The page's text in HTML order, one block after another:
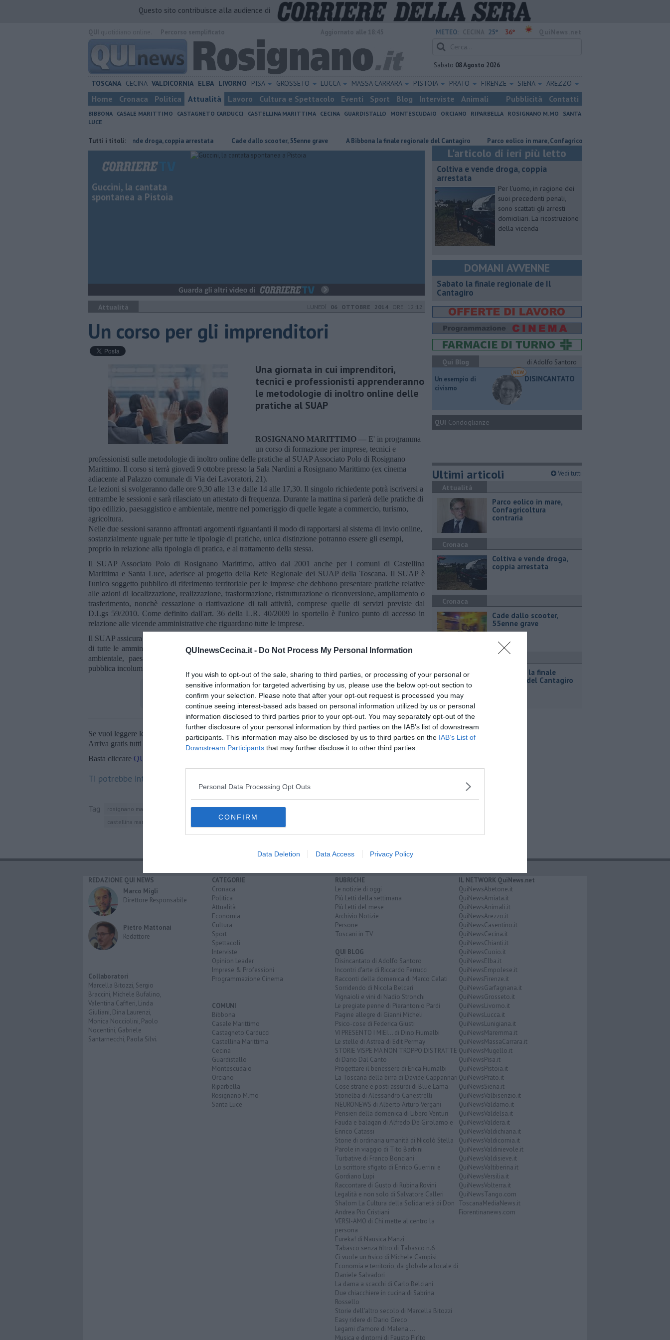
QUInewsCecina.it - Do Not Process My Personal Information
If you wish to opt-out of the sale, sharing to third parties, or processing of your personal or
sensitive information for targeted advertising by us, please use the below opt-out section to
confirm your selection. Please note that after your opt-out request is processed you may
continue seeing interest-based ads based on personal information utilized by us or personal
information disclosed to third parties prior to your opt-out. You may separately opt-out of the
further disclosure of your personal information by third parties on the IAB’s list of downstream
participants. This information may also be disclosed by us to third parties on the IAB’s List of
Downstream Participants that may further disclose it to other third parties.
Personal Data Processing Opt Outs
CONFIRM
Data Deletion Data Access Privacy Policy
Questo sito contribuisce alla audience di
METEO: 25° 36°
Sabato 08 Agosto 2026
TOSCANA CECINA VALDICORNIA ELBA LIVORNO PISA GROSSETO LUCCA MASSA CARRARA PISTOIA PRATO FIRENZE SIENA AREZZO
Home Cronaca Politica Attualità Lavoro Cultura e Spettacolo Eventi Sport Blog Interviste Animali Pubblicità Contatti
BIBBONA CASALE MARITTIMO CASTAGNETO CARDUCCI CASTELLINA MARITTIMA CECINA GUARDISTALLO MONTESCUDAIO ORCIANO RIPARBELLA ROSIGNANO M.MO
SANTA
LUCE
Tutti i titoli:
Coltiva e vende droga, coppia arrestata Cade dallo scooter, 55enne grave A Bibbona la finale regionale del Cantagiro Parco eolico in mare, Confagricoltura contraria
Guccini, la cantata
spontanea a Pistoia
Attualità LUNEDÌ 06 OTTOBRE 2014 ORE 12:12
Un corso per gli imprenditori
Una giornata in cui imprenditori,
tecnici e professionisti apprenderanno
le metodologie di inoltro online delle
pratiche al SUAP
ROSIGNANO MARITTIMO — E' in programma
un corso di formazione per imprese, tecnici e
professionisti sulle metodologie di inoltro online delle pratiche al SUAP Associato Polo di Rosignano
Marittimo. Il corso si terrà giovedì 9 ottobre presso la Sala Nardini a Rosignano Marittimo (ex cinema
adiacente al Palazzo comunale di Via dei Lavoratori, 21).
Le lezioni si svolgeranno dalle ore 9,30 alle 13 e dalle 14 alle 17,30. Il singolo richiedente potrà iscriversi a
entrambe le sessioni e sarà rilasciato un attestato di frequenza. Durante la mattina si parlerà delle pratiche di
tipo edilizio, paesaggistico e ambientale, mentre nel pomeriggio di quelle legate a commercio, turismo,
agricoltura.
Nelle due sessioni saranno affrontati argomenti riguardanti il modo di rapportarsi al sistema di invio online,
sostanzialmente uguale per tutte le tipologie di pratiche, unica distinzione potranno essere gli esempi,
proprio in relazione alla tipologia di pratica, e al trattamento della stessa.
Il SUAP Associato Polo di Rosignano Marittimo, attivo dal 2001 anche per i comuni di Castellina
Marittima e Santa Luce, aderisce al progetto della Rete Regionale dei SUAP della Toscana. Il SUAP è
l'unico soggetto pubblico di riferimento territoriale per le imprese che debbono presentare pratiche relative
alle azioni di localizzazione, realizzazione, trasformazione, ristrutturazione o riconversione, ampliamento o
trasferimento, nonchè cessazione o riattivazione di tali attività, comprese quelle di servizi previste dal
D.Lgs 59/2010. Come definito dall'art. 36 della L.R. 40/2009 lo sportello è l'unico punto di accesso in
relazione alle vicende amministrative che riguardano tutte le imprese.
Il SUAP assicura all'impresa una risposta telematica unica e tempestiva in luogo degli altri uffici comunali e
di tutte le amministrazioni pubbliche coinvolte nel procedimento, ivi comprese quelle preposte alla tutela
ambientale, paesaggistico-territoriale, del patrimonio storico-artistico e alla tutela della salute e della
pubblica incolumità.
Se vuoi leggere le notizie principali della Toscana iscriviti alla
Newsletter QUInews - ToscanaMedia.
Arriva gratis tutti i giorni alle 20:00 direttamente nella tua casella di posta.
Basta cliccare QUI
Ti potrebbe interessare anche:
Tag rosignano marittimo sportello unico per le attività produttive palazzo comunale
castellina marittima
toscana pubblica amministrazione
L'articolo di ieri più letto
Coltiva e vende droga, coppia
arrestata
Per l'uomo, in ragione dei
suoi precedenti penali,
sono scattati gli arresti
domiciliari. La ricostruzione
della vicenda
DOMANI AVVENNE
Sabato la finale regionale de Il
Cantagiro
Qui Blog
di Adolfo Santoro
​Un esempio di
civismo
DISINCANTATO
QUI Condoglianze
Ultimi articoli Vedi tutti
Attualità
Parco eolico in mare,
Confagricoltura
contraria
Cronaca
Coltiva e vende droga,
coppia arrestata
Cronaca
Cade dallo scooter,
55enne grave
A Bibbona la finale
regionale del Cantagiro
REDAZIONE QUI NEWS
Marco Migli
Direttore Responsabile
Pietro Mattonai
Redattore
Collaboratori
Marcella Bitozzi, Sergio
Braccini, Michele Bufalino,
Valentina Caffieri, Linda
Giuliani, Dina Laurenzi,
Monica Nocciolini, Paolo
Nocentini, Gabriele
Santarnecchi, Paola Silvi.
CATEGORIE
Cronaca
Politica
Attualità
Economia
Cultura
Sport
Spettacoli
Interviste
Opinion Leader
Imprese & Professioni
Programmazione Cinema
COMUNI
Bibbona
Casale Marittimo
Castagneto Carducci
Castellina Marittima
Cecina
Guardistallo
Montescudaio
Orciano
Riparbella
Rosignano M.mo
Santa Luce
RUBRICHE
Le notizie di oggi
Più Letti della settimana
Più Letti del mese
Archivio Notizie
Persone
Toscani in TV
QUI BLOG
Disincantato di Adolfo Santoro
Incontri d'arte di Riccardo Ferrucci
Racconti della domenica di Marco Celati
Sorridendo di Nicola Belcari
Vignaioli e vini di Nadio Stronchi
Le pregiate penne di Pierantonio Pardi
Pagine allegre di Gianni Micheli
Psico-cose di Federica Giusti
VI PRESENTO I MIEI... di Dino Fiumalbi
Le stelle di Astrea di Edit Permay
STORIE VISPE MA NON TROPPO DISTRATTE
di Dario Dal Canto
Progettare il benessere di Erica Fiumalbi
La Toscana della birra di Davide Cappannari
Cose strane e posti assurdi di Blue Lama
Storielba di Alessandro Canestrelli
NEURONEWS di Alberto Arturo Vergani
Pensieri della domenica di Libero Venturi
Fauda e balagan di Alfredo De Girolamo e
Enrico Catassi
Storie di ordinaria umanità di Nicolò Stella
Parole in viaggio di Tito Barbini
Turbative di Franco Bonciani
Lo scrittore sfigato di Enrico Guerrini e
Gordiano Lupi
Raccontare di Gusto di Rubina Rovini
Legalità e non solo di Salvatore Calleri
Shalom La Cultura della Solidarietà di Don
Andrea Pio Cristiani
VERSI-AMO di Chi mette al centro la
persona
Eureka! di Nausica Manzi
Tabasco senza filtro di Tabasco n.6
Ci vuole un fisico di Michele Campisi
Economia e territorio, da globale a locale di
Daniele Salvadori
La dama a scacchi di Carlo Belciani
Due chiacchiere in cucina di Sabrina
Rossello
Storie dell'altro secolo di Marcella Bitozzi
Easy ridere di Dario Greco
Legami d'amore di Malena ...
Musica e dintorni di Fausto Pirìto
IL NETWORK QuiNews.net
QuiNewsAbetone.it
QuiNewsAmiata.it
QuiNewsAnimali.it
QuiNewsArezzo.it
QuiNewsCasentino.it
QuiNewsCecina.it
QuiNewsChianti.it
QuiNewsCuoio.it
QuiNewsElba.it
QuiNewsEmpolese.it
QuiNewsFirenze.it
QuiNewsGarfagnana.it
QuiNewsGrosseto.it
QuiNewsLivorno.it
QuiNewsLucca.it
QuiNewsLunigiana.it
QuiNewsMaremma.it
QuiNewsMassaCarrara.it
QuiNewsMugello.it
QuiNewsPisa.it
QuiNewsPistoia.it
QuiNewsPrato.it
QuiNewsSiena.it
QuiNewsValbisenzio.it
QuiNewsValdarno.it
QuiNewsValdelsa.it
QuiNewsValdera.it
QuiNewsValdichiana.it
QuiNewsValdicornia.it
QuiNewsValdinievole.it
QuiNewsValdisieve.it
QuiNewsValtiberina.it
QuiNewsVersilia.it
QuiNewsVolterra.it
QuiNewsTango.com
ToscanaMediaNews.it
Fiorentinanews.com